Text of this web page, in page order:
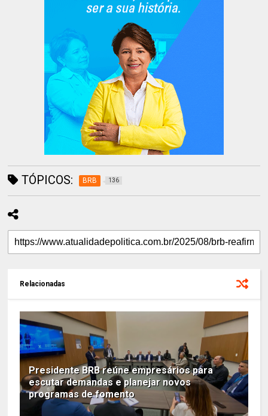
TÓPICOS: BRB 136
Relacionadas
Presidente BRB reúne empresários para
escutar demandas e planejar novos
programas de fomento